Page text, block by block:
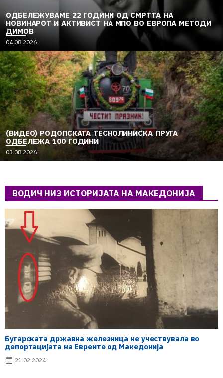
ОДБЕЛЕЖУВАМЕ 22 ГОДИНИ ОД СМРТТА НА
НОВИНАРОТ И АКТИВИСТ НА МПО ВО ЕВРОПА МЕТОДИ
ДИМОВ
04.08.2026
(ВИДЕО) РОДОПСКАТА ТЕСНОЛИНИСКА ПРУГА
ОДБЕЛЕЖА 100 ГОДИНИ
03.08.2026
ВОДИЧ НИЗ ИСТОРИЈАТА НА МАКЕДОНИЈА
Бугарската државна железница не учествувала во
депортацијата на Евреите од Македонија
21.02.2024